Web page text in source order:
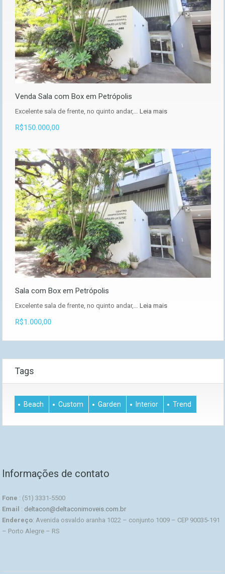
Venda Sala com Box em Petrópolis
Excelente sala de frente, no quinto andar,… Leia mais
R$150.000,00
Sala com Box em Petrópolis
Excelente sala de frente, no quinto andar,… Leia mais
R$1.000,00
Tags
Beach Custom Garden Interior Trend
Informações de contato
Fone : (51) 3331-5500
Email : deltacon@deltaconimoveis.com.br
Endereço: Avenida osvaldo aranha 1022 – conjunto 1009 – CEP 90035-191
– Porto Alegre – RS